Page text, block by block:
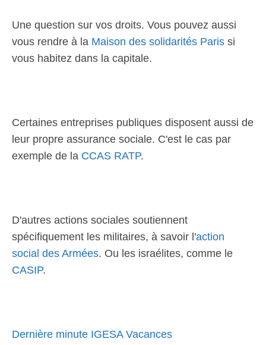
Une question sur vos droits. Vous pouvez aussi
vous rendre à la Maison des solidarités Paris si
vous habitez dans la capitale.
Certaines entreprises publiques disposent aussi de
leur propre assurance sociale. C'est le cas par
exemple de la CCAS RATP.
D'autres actions sociales soutiennent
spécifiquement les militaires, à savoir l'action
social des Armées. Ou les israélites, comme le
CASIP.
Dernière minute IGESA Vacances